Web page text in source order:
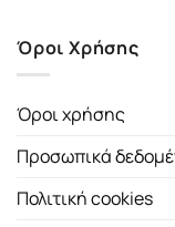
Όροι Χρήσης
Όροι χρήσης
Προσωπικά
Πολιτική cookies